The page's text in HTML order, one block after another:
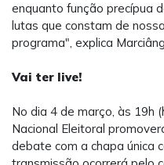
enquanto função precípua
lutas que constam de
programa", explica
Vai ter live!
No dia 4 de março, às 19h
Nacional Eleitoral
debate com a chapa única